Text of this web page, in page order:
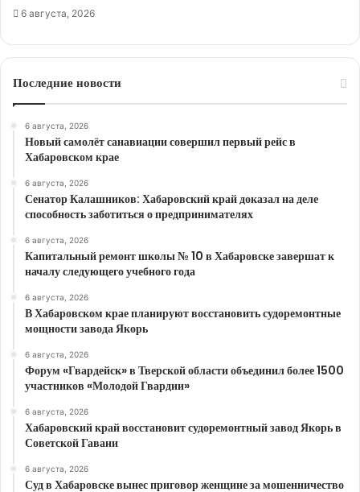
6 августа, 2026
Последние новости
6 августа, 2026
Новый самолёт санавиации совершил первый рейс в
Хабаровском крае
6 августа, 2026
Сенатор Калашников: Хабаровский край доказал на деле
способность заботиться о предпринимателях
6 августа, 2026
Капитальный ремонт школы № 10 в Хабаровске завершат к
началу следующего учебного года
6 августа, 2026
В Хабаровском крае планируют восстановить судоремонтные
мощности завода Якорь
6 августа, 2026
Форум «Гвардейск» в Тверской области объединил более 1500
участников «Молодой Гвардии»
6 августа, 2026
Хабаровский край восстановит судоремонтный завод Якорь в
Советской Гавани
6 августа, 2026
Суд в Хабаровске вынес приговор женщине за мошенничество